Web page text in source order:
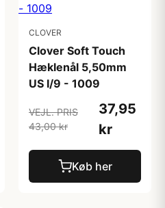
CLOVER
Clover Soft Touch
Hæklenål 5,50mm
US I/9 - 1009
VEJL. PRIS
43,00 kr
37,95
kr
Køb her